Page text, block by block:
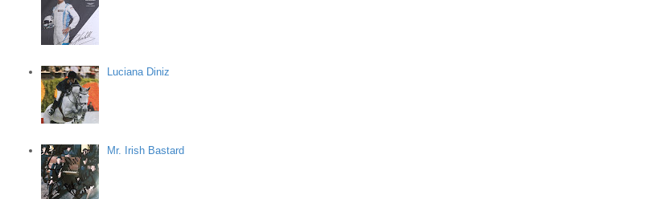
Luciana Diniz
Mr. Irish Bastard